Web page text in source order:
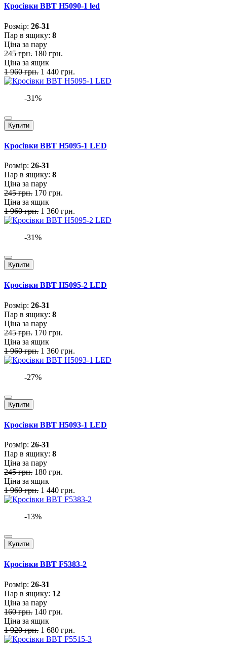
Кросівки BBT H5090-1 led
Розмiр: 26-31
Пар в ящику: 8
Ціна за пару
245 грн. 180 грн.
Ціна за ящик
1 960 грн. 1 440 грн.
-31%
Купити
Кросівки BBT H5095-1 LED
Розмiр: 26-31
Пар в ящику: 8
Ціна за пару
245 грн. 170 грн.
Ціна за ящик
1 960 грн. 1 360 грн.
-31%
Купити
Кросівки BBT H5095-2 LED
Розмiр: 26-31
Пар в ящику: 8
Ціна за пару
245 грн. 170 грн.
Ціна за ящик
1 960 грн. 1 360 грн.
-27%
Купити
Кросівки BBT H5093-1 LED
Розмiр: 26-31
Пар в ящику: 8
Ціна за пару
245 грн. 180 грн.
Ціна за ящик
1 960 грн. 1 440 грн.
-13%
Купити
Кросівки BBT F5383-2
Розмiр: 26-31
Пар в ящику: 12
Ціна за пару
160 грн. 140 грн.
Ціна за ящик
1 920 грн. 1 680 грн.